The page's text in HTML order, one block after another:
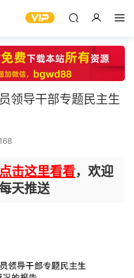
领导干部专题民主生
点击这里看看，欢迎
天推送